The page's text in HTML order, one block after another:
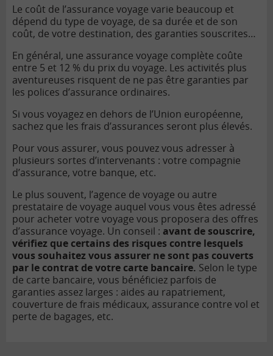
Le coût de l’assurance voyage varie beaucoup et
dépend du type de voyage, de sa durée et de son
coût, de votre destination, des garanties souscrites…
En général, une assurance voyage complète coûte
entre 5 et 12 % du prix du voyage. Les activités plus
aventureuses risquent de ne pas être garanties par
les polices d’assurance ordinaires.
Si vous voyagez en dehors de l’Union européenne,
sachez que les frais d’assurances seront plus élevés.
Pour vous assurer, vous pouvez vous adresser à
plusieurs sortes d’intervenants : votre compagnie
d’assurance, votre banque, etc.
Le plus souvent, l’agence de voyage ou autre
prestataire de voyage auquel vous vous êtes adressé
pour acheter votre voyage vous proposera des offres
d’assurance voyage. Un conseil : avant de souscrire,
vérifiez que certains des risques contre lesquels
vous souhaitez vous assurer ne sont pas couverts
par le contrat de votre carte bancaire. Selon le type
de carte bancaire, vous bénéficiez parfois de
garanties assez larges : aides au rapatriement,
couverture de frais médicaux, assurance contre vol et
perte de bagages, etc.